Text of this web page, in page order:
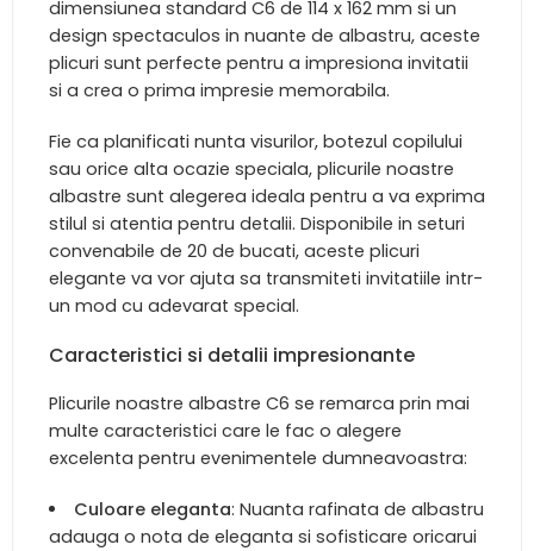
dimensiunea standard C6 de 114 x 162 mm si un
design spectaculos in nuante de albastru, aceste
plicuri sunt perfecte pentru a impresiona invitatii
si a crea o prima impresie memorabila.
Fie ca planificati nunta visurilor, botezul copilului
sau orice alta ocazie speciala, plicurile noastre
albastre sunt alegerea ideala pentru a va exprima
stilul si atentia pentru detalii. Disponibile in seturi
convenabile de 20 de bucati, aceste plicuri
elegante va vor ajuta sa transmiteti invitatiile intr-
un mod cu adevarat special.
Caracteristici si detalii impresionante
Plicurile noastre albastre C6 se remarca prin mai
multe caracteristici care le fac o alegere
excelenta pentru evenimentele dumneavoastra:
Culoare eleganta: Nuanta rafinata de albastru
adauga o nota de eleganta si sofisticare oricarui